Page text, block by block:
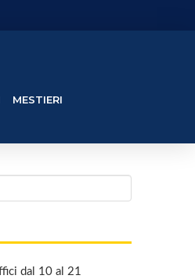
MESTIERI
dal 10 al 21